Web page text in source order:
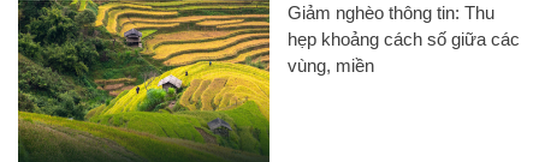
Giảm nghèo thông tin: Thu
hẹp khoảng cách số giữa các
vùng, miền